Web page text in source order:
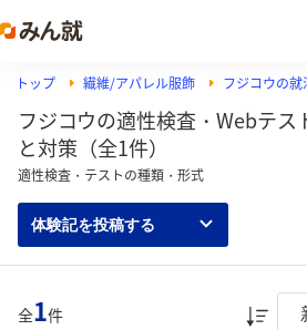
トップ 繊維/アパレル服飾 フジコウの就
フジコウの適性検査・Webテス
と対策（全1件）
適性検査・テストの種類・形式
体験記を投稿する
全1件